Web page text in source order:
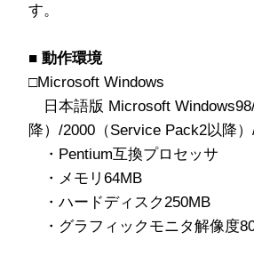
す。
■ 動作環境
□Microsoft Windows
日本語版 Microsoft
降）/2000（Service Pack2以降
・Pentium互換プロセッサ
・メモリ64MB
・ハードディスク250MB
・グラフィックモニタ解像度